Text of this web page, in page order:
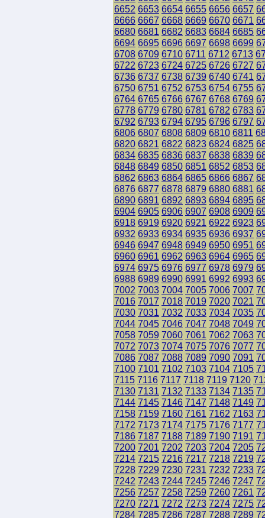
6652 6653 6654 6655 6656 6657
6666 6667 6668 6669 6670 6671
6680 6681 6682 6683 6684 6685
6694 6695 6696 6697 6698 6699
6708 6709 6710 6711 6712 6713
6722 6723 6724 6725 6726 6727
6736 6737 6738 6739 6740 6741
6750 6751 6752 6753 6754 6755
6764 6765 6766 6767 6768 6769
6778 6779 6780 6781 6782 6783
6792 6793 6794 6795 6796 6797
6806 6807 6808 6809 6810 6811
6820 6821 6822 6823 6824 6825
6834 6835 6836 6837 6838 6839
6848 6849 6850 6851 6852 6853
6862 6863 6864 6865 6866 6867
6876 6877 6878 6879 6880 6881
6890 6891 6892 6893 6894 6895
6904 6905 6906 6907 6908 6909
6918 6919 6920 6921 6922 6923
6932 6933 6934 6935 6936 6937
6946 6947 6948 6949 6950 6951
6960 6961 6962 6963 6964 6965
6974 6975 6976 6977 6978 6979
6988 6989 6990 6991 6992 6993
7002 7003 7004 7005 7006 7007
7016 7017 7018 7019 7020 7021
7030 7031 7032 7033 7034 7035
7044 7045 7046 7047 7048 7049
7058 7059 7060 7061 7062 7063
7072 7073 7074 7075 7076 7077
7086 7087 7088 7089 7090 7091
7100 7101 7102 7103 7104 7105
7115 7116 7117 7118 7119 7120
7130 7131 7132 7133 7134 7135
7144 7145 7146 7147 7148 7149
7158 7159 7160 7161 7162 7163
7172 7173 7174 7175 7176 7177
7186 7187 7188 7189 7190 7191
7200 7201 7202 7203 7204 7205
7214 7215 7216 7217 7218 7219
7228 7229 7230 7231 7232 7233
7242 7243 7244 7245 7246 7247
7256 7257 7258 7259 7260 7261
7270 7271 7272 7273 7274 7275
7284 7285 7286 7287 7288 7289